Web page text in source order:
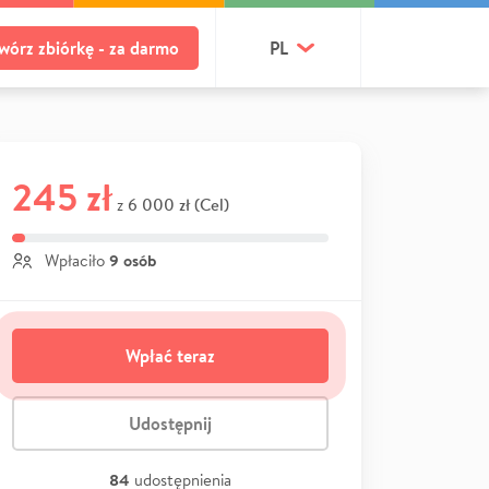
zbiórkę - za darmo PL
245 zł z 6 000 zł (Cel)
Wpłaciło 9 osób
Wpłać teraz
Udostępnij
84 udostępnienia